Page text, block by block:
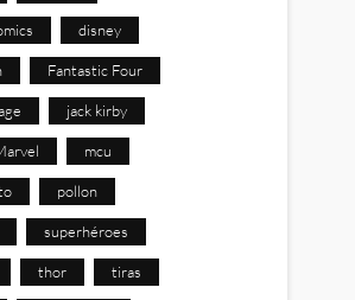
disney
Fantastic Four
jack kirby
mcu
pollon
superhéroes
thor tiras